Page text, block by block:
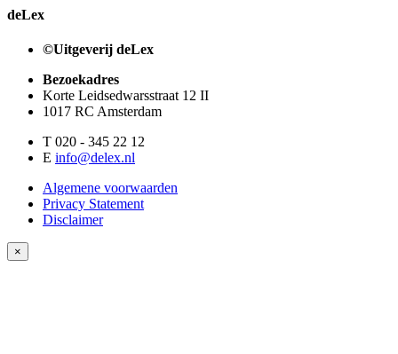
deLex
©Uitgeverij deLex
Bezoekadres
Korte Leidsedwarsstraat 12 II
1017 RC Amsterdam
T 020 - 345 22 12
E info@delex.nl
Algemene voorwaarden
Privacy Statement
Disclaimer
×